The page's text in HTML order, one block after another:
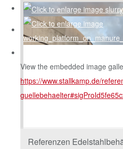
View the embedded image
https://www.stallkamp.de/
Referenzen